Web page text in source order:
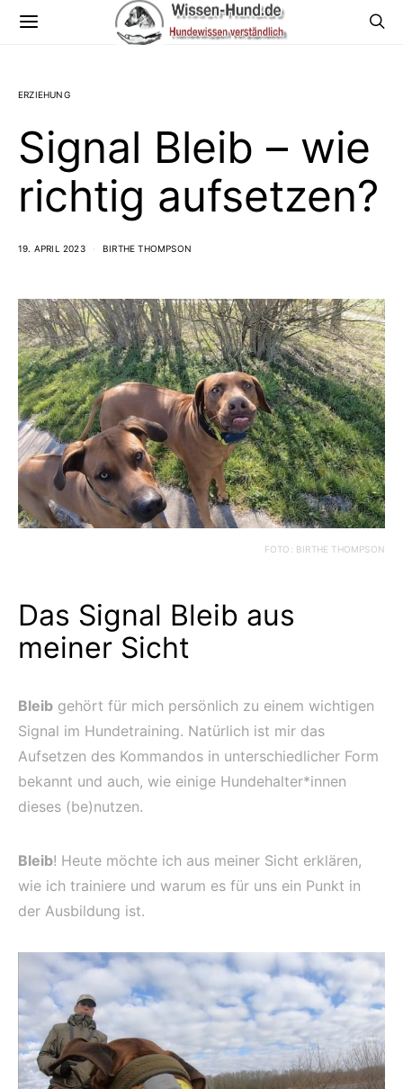
ERZIEHUNG
Signal Bleib – wie
richtig aufsetzen?
19. APRIL 2023 BIRTHE THOMPSON
FOTO: BIRTHE THOMPSON
Das Signal Bleib aus
meiner Sicht
Bleib gehört für mich persönlich zu einem wichtigen
Signal im Hundetraining. Natürlich ist mir das
Aufsetzen des Kommandos in unterschiedlicher Form
bekannt und auch, wie einige Hundehalter*innen
dieses (be)nutzen.
Bleib! Heute möchte ich aus meiner Sicht erklären,
wie ich trainiere und warum es für uns ein Punkt in
der Ausbildung ist.